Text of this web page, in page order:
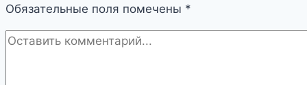
Обязательные поля помечены *